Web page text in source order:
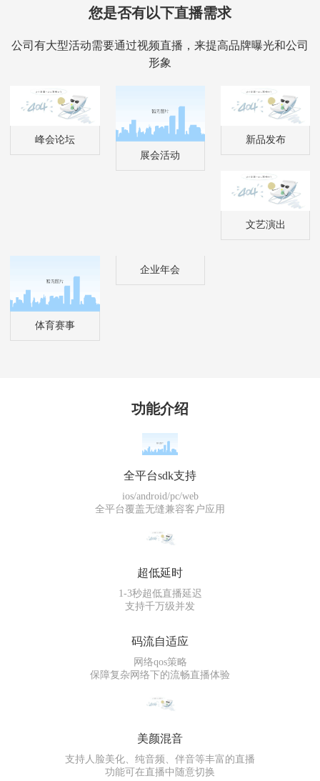
您是否有以下直播需求
公司有大型活动需要通过视频直播，来提高品牌曝光和公司
形象
峰会论坛
展会活动
新品发布
文艺演出
体育赛事
企业年会
功能介绍
全平台sdk支持
ios/android/pc/web
全平台覆盖无缝兼容客户应用
超低延时
1-3秒超低直播延迟
支持千万级并发
码流自适应
网络qos策略
保障复杂网络下的流畅直播体验
美颜混音
支持人脸美化、纯音频、伴音等丰富的直播
功能可在直播中随意切换